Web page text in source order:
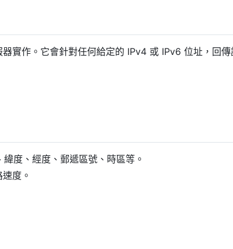
作。它會針對任何給定的 IPv4 或 IPv6 位址，回傳
度、經度、郵遞區號、時區等。
度。